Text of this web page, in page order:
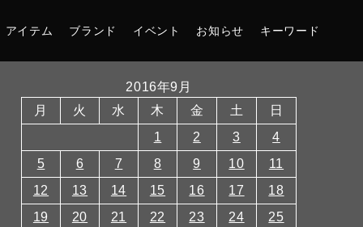
アイテム ブランド イベント お知らせ キーワード
2016年9月
月
火 水 木 金 土
日
1
2 3
4
5
6 7 8 9 10
11
12
13 14 15 16 17
18
19
20 21 22 23 24
25